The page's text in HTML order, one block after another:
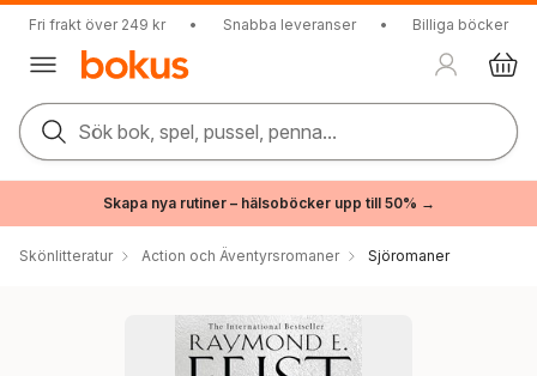
Fri frakt över 249 kr • Snabba leveranser • Billiga böcker
Sök bok, spel, pussel, penna...
Skapa nya rutiner – hälsoböcker upp till 50% →
Skönlitteratur Action och Äventyrsromaner Sjöromaner